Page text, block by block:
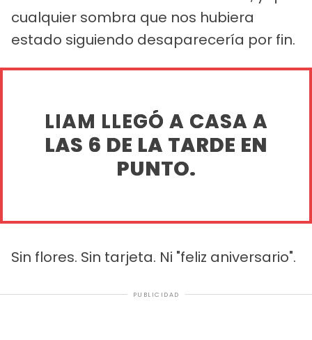
cualquier sombra que nos hubiera
estado siguiendo desaparecería por fin.
LIAM LLEGÓ A CASA A
LAS 6 DE LA TARDE EN
PUNTO.
Sin flores. Sin tarjeta. Ni "feliz aniversario".
PUBLICIDAD